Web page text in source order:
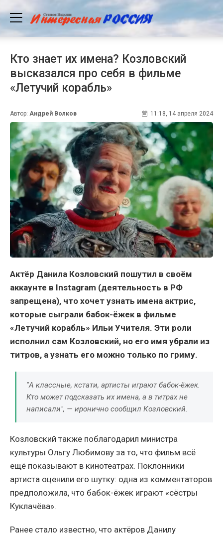
Кто знает их имена? Козловский
высказался про себя в фильме
«Летучий корабль»
Автор: Андрей Волков 11:18, 14 апреля 2024
Актёр Данила Козловский пошутил в своём
аккаунте в Instagram (деятельность в РФ
запрещена), что хочет узнать имена актрис,
которые сыграли бабок-ёжек в фильме
«Летучий корабль» Ильи Учителя. Эти роли
исполнил сам Козловский, но его имя убрали из
титров, а узнать его можно только по гриму.
"А классные, кстати, артисты играют бабок-ёжек.
Кто может подсказать их имена, а в титрах не
написали", — иронично сообщил Козловский.
Козловский также поблагодарил министра
культуры Ольгу Любимову за то, что фильм всё
ещё показывают в кинотеатрах. Поклонники
артиста оценили его шутку: одна из комментаторов
предположила, что бабок-ёжек играют «сёстры
Куклачёва».
Ранее стало известно, что актёров Данилу